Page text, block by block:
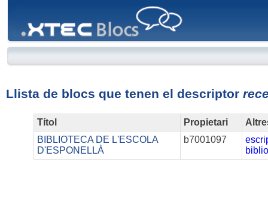
Llista de blocs que tenen el descriptor
Títol Propietari
BIBLIOTECA DE L'ESCOLA
D'ESPONELLÀ
b7001097